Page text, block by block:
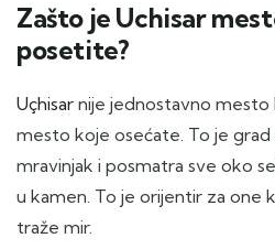
Zašto je Uchisar
posetite?
Uçhisar nije jednostavno
mesto koje osećate. To je
mravinjak i posmatra sve oko
u kamen. To je orijentir za one
traže mir.